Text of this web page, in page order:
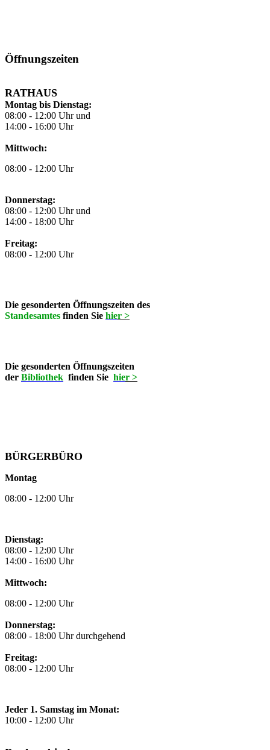
Öffnungszeiten
RATHAUS
Montag bis Dienstag:
08:00 - 12:00 Uhr und
14:00 - 16:00 Uhr
Mittwoch:
08:00 - 12:00 Uhr
Donnerstag:
08:00 - 12:00 Uhr und
14:00 - 18:00 Uhr
Freitag:
08:00 - 12:00 Uhr
Die gesonderten Öffnungszeiten des
Standesamtes finden Sie hier >
Die gesonderten Öffnungszeiten
der Bibliothek finden Sie hier >
BÜRGERBÜRO
Montag
08:00 - 12:00 Uhr
Dienstag:
08:00 - 12:00 Uhr
14:00 - 16:00 Uhr
Mittwoch:
08:00 - 12:00 Uhr
Donnerstag:
08:00 - 18:00 Uhr durchgehend
Freitag:
08:00 - 12:00 Uhr
Jeder 1. Samstag im Monat:
10:00 - 12:00 Uhr